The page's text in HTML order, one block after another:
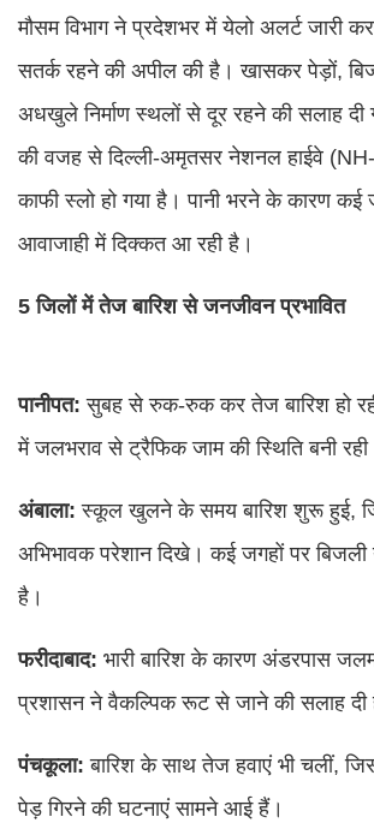
मौसम विभाग ने प्रदेशभर में येलो अलर्ट जारी
सतर्क रहने की अपील की है। खासकर पेड़ों,
अधखुले निर्माण स्थलों से दूर रहने की सलाह दी
की वजह से दिल्ली-अमृतसर नेशनल हाईवे
काफी स्लो हो गया है। पानी भरने के कारण कई
आवाजाही में दिक्कत आ रही है।
5 जिलों में तेज बारिश से जनजीवन प्रभावित
पानीपत: सुबह से रुक-रुक कर तेज बारिश हो
में जलभराव से ट्रैफिक जाम की स्थिति बनी
अंबाला:स्कूल खुलने के समय बारिश शुरू हुई,
अभिभावक परेशान दिखे। कई जगहों पर
है।
फरीदाबाद: भारी बारिश के कारण अंडरपास
प्रशासन ने वैकल्पिक रूट से जाने की सलाह दी
पंचकूला:बारिश के साथ तेज हवाएं भी चलीं,
पेड़ गिरने की घटनाएं सामने आई हैं।